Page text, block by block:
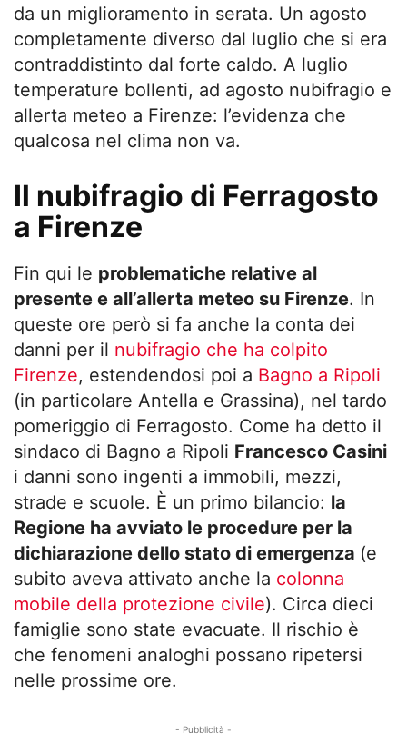
da un miglioramento in serata. Un agosto
completamente diverso dal luglio che si era
contraddistinto dal forte caldo. A luglio
temperature bollenti, ad agosto nubifragio e
allerta meteo a Firenze: l’evidenza che
qualcosa nel clima non va.
Il nubifragio di Ferragosto
a Firenze
Fin qui le problematiche relative al
presente e all’allerta meteo su Firenze. In
queste ore però si fa anche la conta dei
danni per il nubifragio che ha colpito
Firenze, estendendosi poi a Bagno a Ripoli
(in particolare Antella e Grassina), nel tardo
pomeriggio di Ferragosto. Come ha detto il
sindaco di Bagno a Ripoli Francesco Casini
i danni sono ingenti a immobili, mezzi,
strade e scuole. È un primo bilancio: la
Regione ha avviato le procedure per la
dichiarazione dello stato di emergenza (e
subito aveva attivato anche la colonna
mobile della protezione civile). Circa dieci
famiglie sono state evacuate. Il rischio è
che fenomeni analoghi possano ripetersi
nelle prossime ore.
- Pubblicità -